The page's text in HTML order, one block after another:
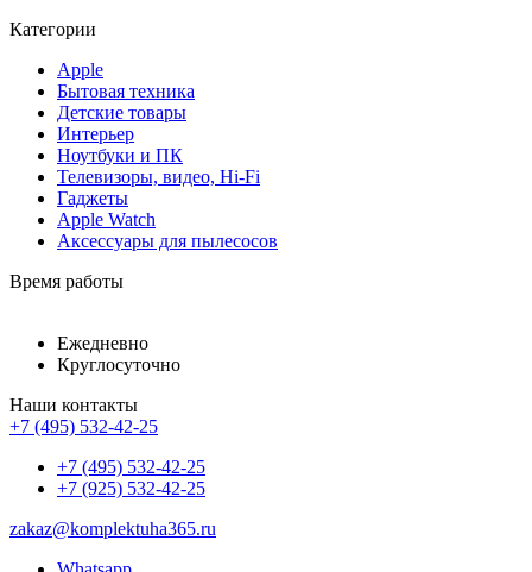
Категории
Apple
Бытовая техника
Детские товары
Интерьер
Ноутбуки и ПК
Телевизоры, видео, Hi-Fi
Гаджеты
Apple Watch
Аксессуары для пылесосов
Время работы
Ежедневно
Круглосуточно
Наши контакты
+7 (495) 532-42-25
+7 (495) 532-42-25
+7 (925) 532-42-25
zakaz@komplektuha365.ru